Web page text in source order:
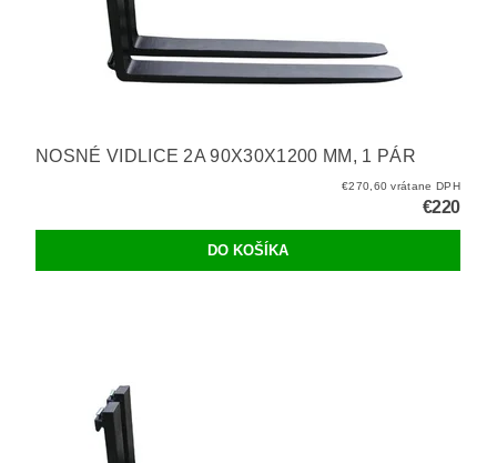
NOSNÉ VIDLICE 2A 90X30X1200 MM, 1 PÁR
€270,60 vrátane DPH
€220